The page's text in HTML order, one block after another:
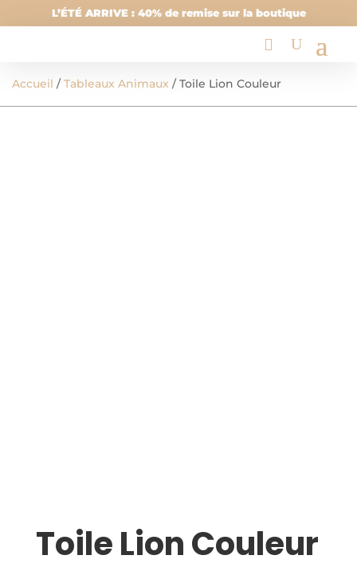
L’ÉTÉ ARRIVE : 40% de remise sur la boutique
Accueil /Tableaux Animaux / Toile Lion Couleur
Toile Lion Couleur